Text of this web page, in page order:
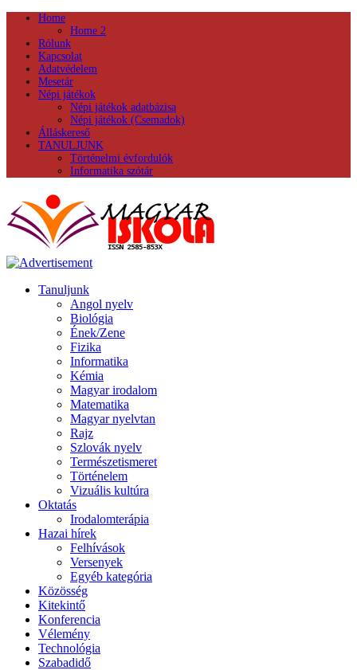
Home
Home 2
Rólunk
Kapcsolat
Adatvédelem
Mesetár
Népi játékok
Népi játékok adatbázisa
Népi játékok (Csemadok)
Álláskereső
TANULJUNK
Történelmi évfordulók
Informatika szótár
Tanuljunk
Angol nyelv
Biológia
Ének/Zene
Fizika
Informatika
Kémia
Magyar irodalom
Matematika
Magyar nyelvtan
Rajz
Szlovák nyelv
Természetismeret
Történelem
Vizuális kultúra
Oktatás
Irodalomterápia
Hazai hírek
Felhívások
Versenyek
Egyéb kategória
Közösség
Kitekintő
Konferencia
Vélemény
Technológia
Szabadidő